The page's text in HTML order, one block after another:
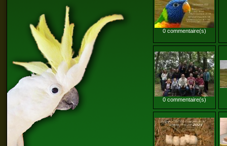
0 commentaire(s)
0 commentaire(s)